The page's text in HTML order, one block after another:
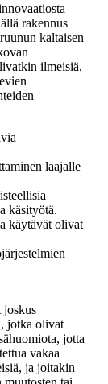
rakennus
kaltaisen
ilmeisiä,
laajalle
käsityötä.
käytävät olivat
joskus
jotka olivat
jotta
vakaa
ja joitakin